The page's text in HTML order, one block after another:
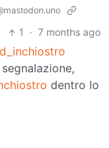
1 · 7 months ago
dentro lo